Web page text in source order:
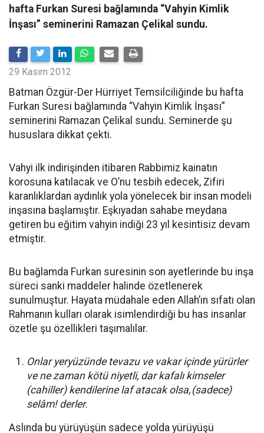
hafta Furkan Suresi bağlamında “Vahyin Kimlik
İnşası” seminerini Ramazan Çelikal sundu.
29 Kasım 2012
Batman Özgür-Der Hürriyet Temsilciliğinde bu hafta
Furkan Suresi bağlamında “Vahyin Kimlik İnşası”
seminerini Ramazan Çelikal sundu. Seminerde şu
hususlara dikkat çekti.
Vahyi ilk indirişinden itibaren Rabbimiz kainatın
korosuna katılacak ve O’nu tesbih edecek, Zifiri
karanlıklardan aydınlık yola yönelecek bir insan modeli
inşasına başlamıştır. Eşkıyadan sahabe meydana
getiren bu eğitim vahyin indiği 23 yıl kesintisiz devam
etmiştir.
Bu bağlamda Furkan suresinin son ayetlerinde bu inşa
süreci sanki maddeler halinde özetlenerek
sunulmuştur. Hayata müdahale eden Allah’ın sıfatı olan
Rahmanın kulları olarak isimlendirdiği bu has insanlar
özetle şu özellikleri taşımalılar.
Onlar yeryüzünde tevazu ve vakar içinde yürürler
ve ne zaman kötü niyetli, dar kafalı kimseler
(cahiller) kendilerine laf atacak olsa, (sadece)
selâm! derler.
Aslında bu yürüyüşün sadece yolda yürüyüşü